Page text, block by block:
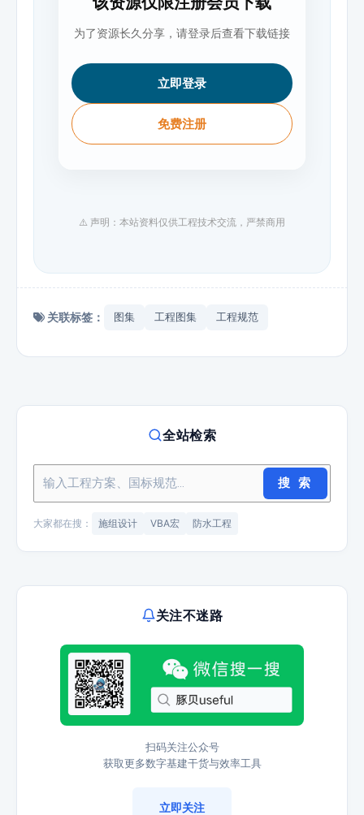
为了资源长久分享，请登录后查看下载链接
立即登录
免费注册
⚠️ 声明：本站资料仅供工程技术交流，严禁商用
关联标签： 图集 工程图集 工程规范
全站检索
搜 索
大家都在搜： 施组设计 VBA宏 防水工程
关注不迷路
扫码关注公众号
获取更多数字基建干货与效率工具
立即关注